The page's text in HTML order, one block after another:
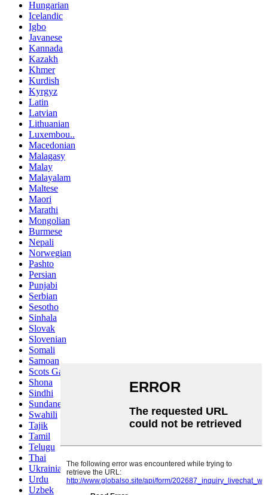
Hungarian
Icelandic
Igbo
Javanese
Kannada
Kazakh
Khmer
Kurdish
Kyrgyz
Latin
Latvian
Lithuanian
Luxembou..
Macedonian
Malagasy
Malay
Malayalam
Maltese
Maori
Marathi
Mongolian
Burmese
Nepali
Norwegian
Pashto
Persian
Punjabi
Serbian
Sesotho
Sinhala
Slovak
Slovenian
Somali
Samoan
Scots Gaelic
Shona
Sindhi
Sundanese
Swahili
Tajik
Tamil
Telugu
Thai
Ukrainian
Urdu
Uzbek